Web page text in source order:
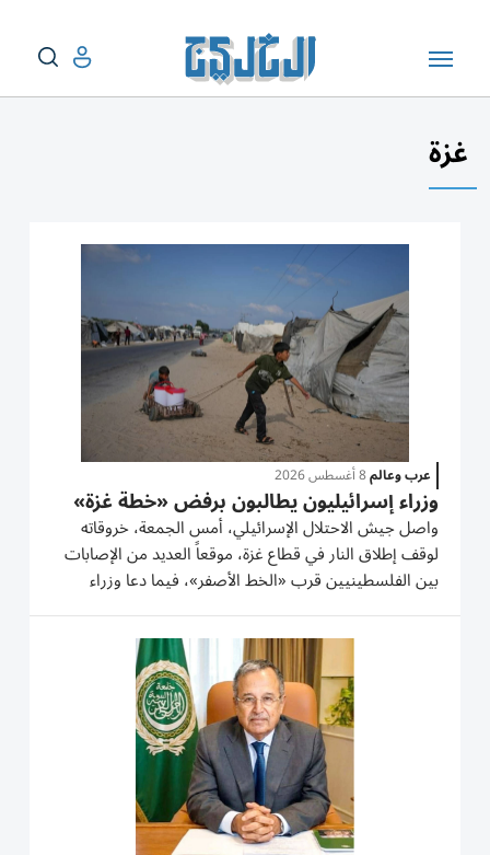
غزة
عرب وعالم8 أغسطس 2026
وزراء إسرائيليون يطالبون برفض «خطة غزة»
واصل جيش الاحتلال الإسرائيلي، أمس الجمعة، خروقاته
لوقف إطلاق النار في قطاع غزة، موقعاً العديد من الإصابات
بين الفلسطينيين قرب «الخط الأصفر»، فيما دعا وزراء
إسرائيليون لعمليات عسكرية بغزة ولرفض خطة الرئيس
الأمريكي دونالد ترامب، كما اعتبر رئيس رئيس «الشاباك»